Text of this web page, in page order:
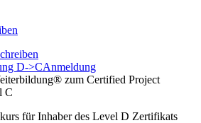
D->CAnmeldung
zum Certified Project
C
für Inhaber des Level D Zertifikats